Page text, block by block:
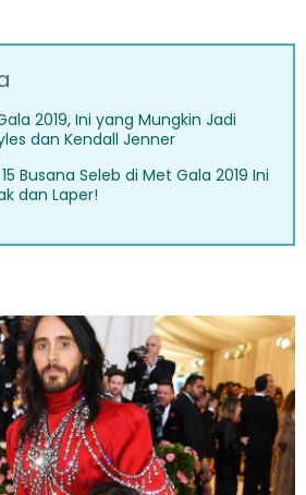
2019, Ini yang Mungkin Jadi
dan Kendall Jenner
Busana Seleb di Met Gala 2019 Ini
dan Laper!